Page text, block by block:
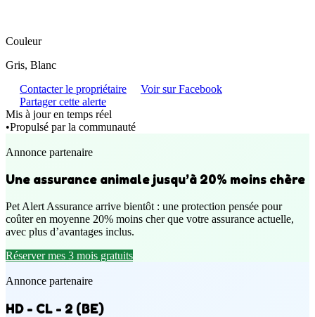
Couleur
Gris, Blanc
Contacter le propriétaire
Voir sur Facebook
Partager cette alerte
Mis à jour en temps réel
•Propulsé par la communauté
Annonce partenaire
Une assurance animale jusqu’à 20% moins chère
Pet Alert Assurance arrive bientôt : une protection pensée pour
coûter en moyenne 20% moins cher que votre assurance actuelle,
avec plus d’avantages inclus.
Réserver mes 3 mois gratuits
Annonce partenaire
HD - CL - 2 (BE)